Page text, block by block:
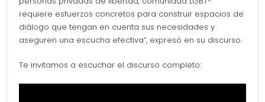
requiere esfuerzos concretos para construir espacios de
diálogo que tengan en cuenta sus necesidades y
aseguren una escucha efectiva”, expresó en su discurso.
Te invitamos a escuchar el discurso completo: